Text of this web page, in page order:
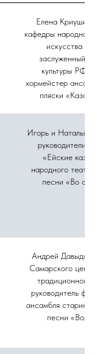
Елена
кафедры народного
искусства
заслуженный
культуры РФ,
хормейстер
пляски
Игорь и Наталья
руководители
«Ейские
народного театра
песни «Во
Андрей Давыдов,
Самарского
традиционной
руководитель
ансамбля
песни